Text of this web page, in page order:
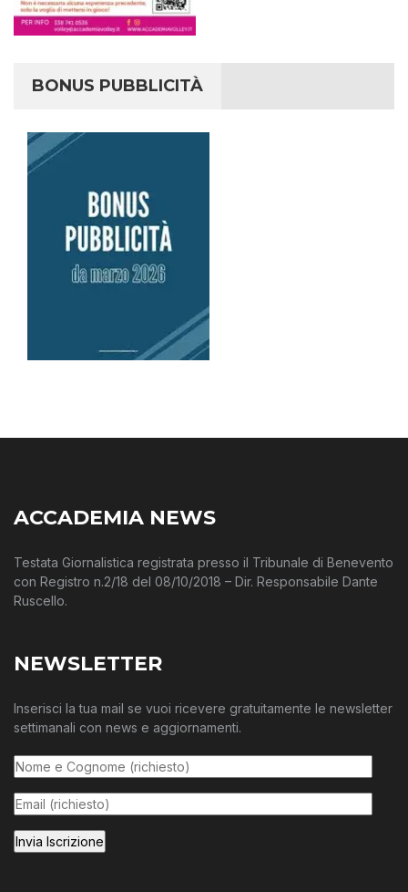
BONUS PUBBLICITÀ
ACCADEMIA NEWS
Testata Giornalistica registrata presso il Tribunale di Benevento
con Registro n.2/18 del 08/10/2018 – Dir. Responsabile Dante
Ruscello.
NEWSLETTER
Inserisci la tua mail se vuoi ricevere gratuitamente le newsletter
settimanali con news e aggiornamenti.